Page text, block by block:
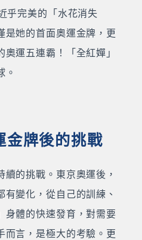
乎完美的「水花消失
是她的首面奧運金牌，更
運五連霸！「全紅嬋」
。
金牌後的挑戰
的挑戰。東京奧運後，
變化，從自己的訓練、
身體的快速發育，對需要
而言，是極大的考驗。更